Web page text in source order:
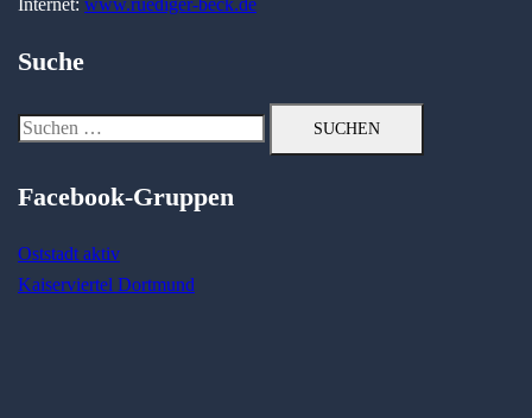
Internet: www.ruediger-beck.de
Suche
Suchen
Facebook-Gruppen
Oststadt aktiv
Kaiserviertel Dortmund